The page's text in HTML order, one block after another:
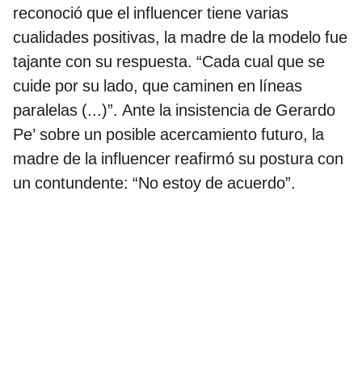
reconoció que el influencer tiene varias
cualidades positivas, la madre de la modelo fue
tajante con su respuesta. “Cada cual que se
cuide por su lado, que caminen en líneas
paralelas (...)”. Ante la insistencia de Gerardo
Pe’ sobre un posible acercamiento futuro, la
madre de la influencer reafirmó su postura con
un contundente: “No estoy de acuerdo”.